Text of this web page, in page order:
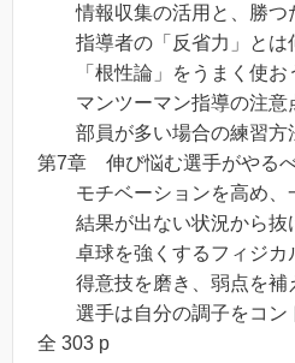
情報収集の活用と、勝つ
指導者の「反省力」とは
「根性論」をうまく使お
マンツーマン指導の注意
部員が多い場合の練習方
第7章 伸び悩む選手がやる
モチベーションを高め、
結果が出ない状況から抜
卓球を強くするフィジカ
得意技を磨き、弱点を補
選手は自分の調子をコン
全 303 p